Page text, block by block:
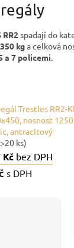
spadají do
kga celková
a 7 policemi.
Trestles RR2-
nosnost 1250
antracitový
ks)
Kč bez DPH
s DPH